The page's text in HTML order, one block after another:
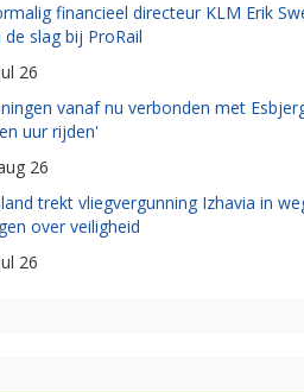
financieel directeur KLM Erik
de slag bij ProRail
26
vanaf nu verbonden met
uur rijden'
26
trekt vliegvergunning Izhavia in
over veiligheid
26